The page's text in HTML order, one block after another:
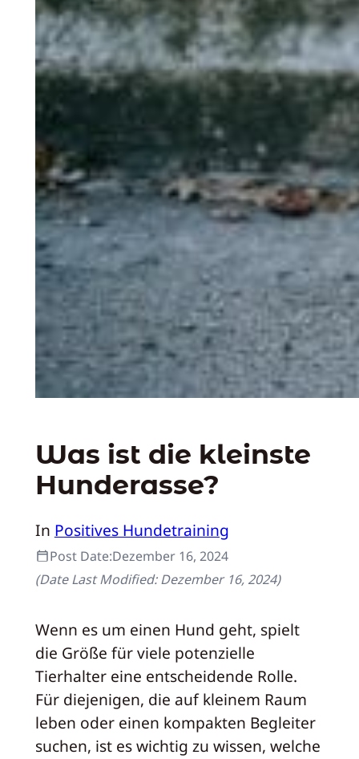
Was ist die kleinste
Hunderasse?
In Positives Hundetraining
Post Date:Dezember 16, 2024
(Date Last Modified:Dezember 16, 2024)
Wenn es um einen Hund geht, spielt
die Größe für viele potenzielle
Tierhalter eine entscheidende Rolle.
Für diejenigen, die auf kleinem Raum
leben oder einen kompakten Begleiter
suchen, ist es wichtig zu wissen, welche